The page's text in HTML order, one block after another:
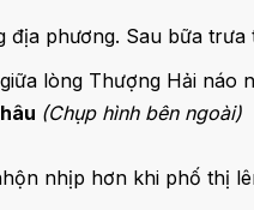
phương. Sau bữa trưa
lòng Thượng Hải náo
(Chụp hình bên ngoài)
nhịp hơn khi phố thị